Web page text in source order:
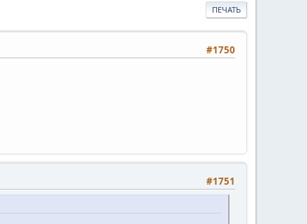
ПЕЧАТЬ
#1750
#1751